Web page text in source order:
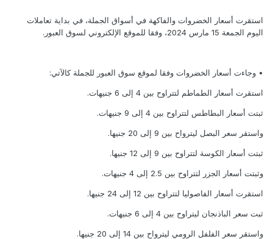
استقرت أسعار الخضروات والفاكهة في أسواق الجملة، في بداية تعاملات
اليوم الجمعة 15 مارس 2024، وفقا للموقع الإلكتروني لسوق العبور.
• وجاءت أسعار الخضروات وفقا لموقع سوق العبور للجملة كالآتي:
استقرت أسعار الطماطم لتتراوح بين 4 إلى 6 جنيهات.
ثبتت أسعار البطاطس لتتراوح بين 4 إلى 9 جنيهات.
واستقر سعر البصل ليترواح بين 9 إلى 20 جنيها.
ثبتت أسعار الكوسة لتتراوح بين 9 إلى 12 جنيها.
وثبتت أسعار الجزر لتتراوح بين 2.5 إلى 4 جنيهات.
استقرت أسعار الفاصوليا لتتراوح بين 12 إلى 24 جنيها.
ثبت سعر الباذنجان ليتراوح بين 4 إلى 6 جنيهات.
واستقر سعر الفلفل الرومي ليترواح بين 14 إلى 20 جنيها.